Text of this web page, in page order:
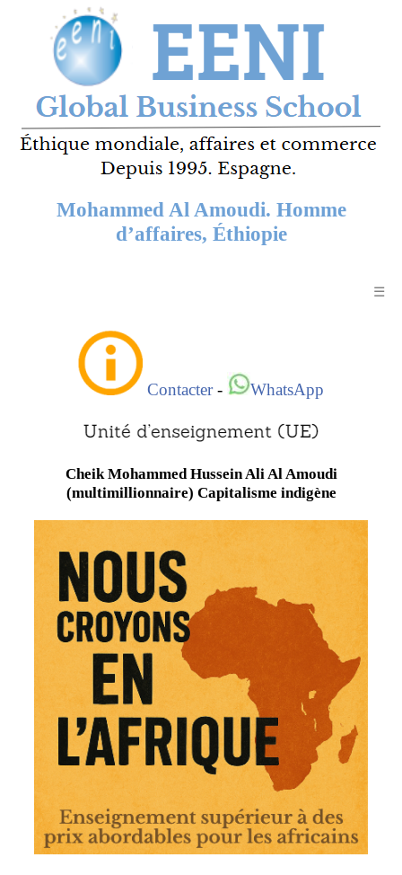
Mohammed Al Amoudi. Homme
d’affaires, Éthiopie
☰
Contacter- WhatsApp
Cheik Mohammed Hussein Ali Al Amoudi
(multimillionnaire) Capitalisme indigène